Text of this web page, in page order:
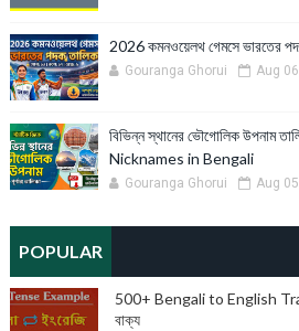
2026 কমনওয়েলথ গেমসে ভারতের
Gouranga Ghorui Aug
বিভিন্ন স্থানের ভৌগোলিক উপনাম
Nicknames in Bengali
Gouranga Ghorui Aug
POPULAR
500+ Bengali to English
বাক্য